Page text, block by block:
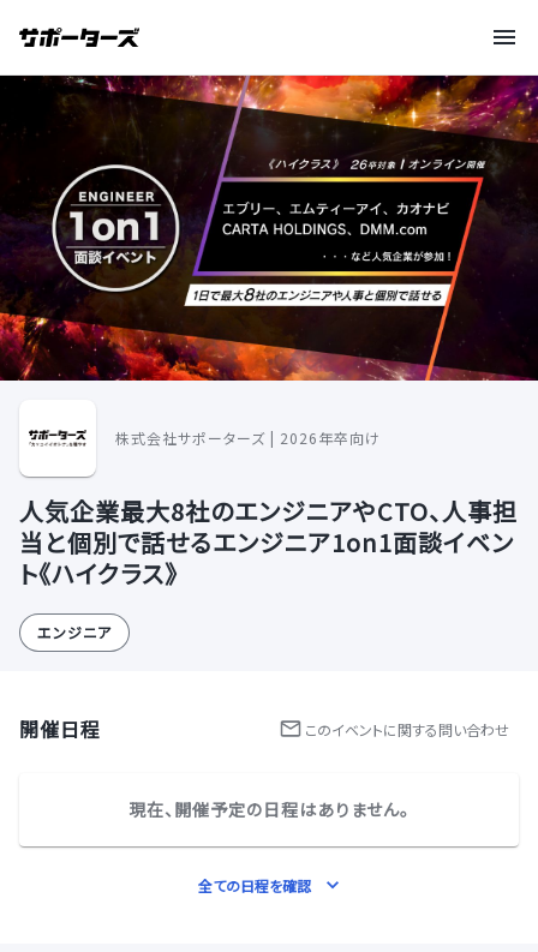
株式会社サポーターズ | 2026年卒向け
人気企業最大8社のエンジニアやCTO、人事担
当と個別で話せるエンジニア1on1面談イベン
ト《ハイクラス》
エンジニア
開催日程 このイベントに関する問い合わせ
現在、開催予定の日程はありません。
全ての日程を確認